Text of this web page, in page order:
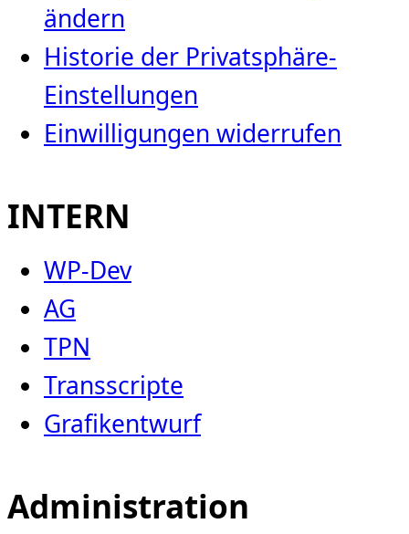
ändern
Historie der Privatsphäre-
Einstellungen
Einwilligungen widerrufen
INTERN
WP-Dev
AG
TPN
Transscripte
Grafikentwurf
Administration